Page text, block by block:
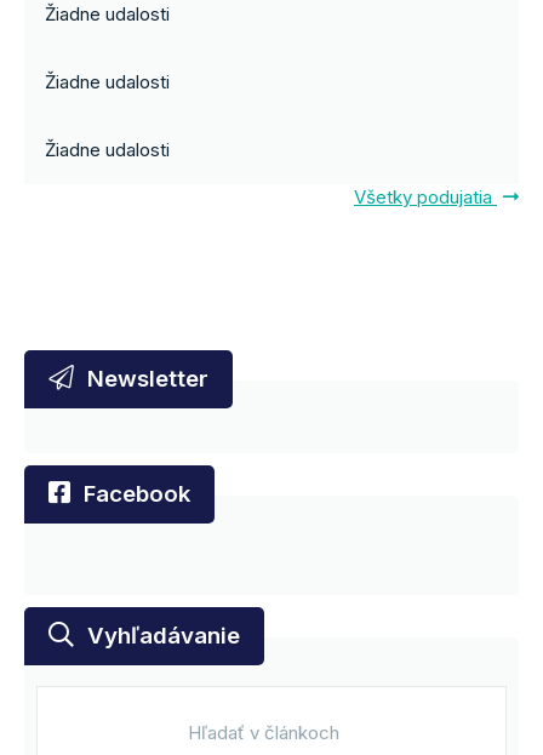
Žiadne udalosti
Žiadne udalosti
Žiadne udalosti
Všetky podujatia
Newsletter
Facebook
Vyhľadávanie